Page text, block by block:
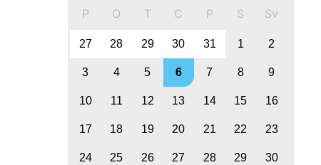
P O T C P S Sv
27 28 29 30 31 1 2
3 4 5 6 7 8 9
10 11 12 13 14 15 16
17 18 19 20 21 22 23
24 25 26 27 28 29 30